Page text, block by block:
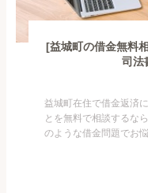
[益城町の借金無料
司法
益城町在住で借金返済
とを無料で相談するな
のような借金問題でお
られたくない・借金の